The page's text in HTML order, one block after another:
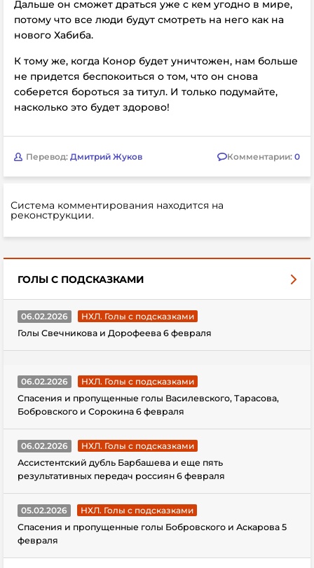
Дальше он сможет драться уже с кем угодно в мире,
потому что все люди будут смотреть на него как на
нового Хабиба.
К тому же, когда Конор будет уничтожен, нам больше
не придется беспокоиться о том, что он снова
соберется бороться за титул. И только подумайте,
насколько это будет здорово!
Перевод: Дмитрий Жуков Комментарии: 0
Система комментирования находится на
реконструкции.
ГОЛЫ С ПОДСКАЗКАМИ
06.02.2026
НХЛ. Голы с подсказками
Голы Свечникова и Дорофеева 6 февраля
06.02.2026
НХЛ. Голы с подсказками
Спасения и пропущенные голы Василевского, Тарасова,
Бобровского и Сорокина 6 февраля
06.02.2026
НХЛ. Голы с подсказками
Ассистентский дубль Барбашева и еще пять
результативных передач россиян 6 февраля
05.02.2026
НХЛ. Голы с подсказками
Спасения и пропущенные голы Бобровского и Аскарова 5
февраля